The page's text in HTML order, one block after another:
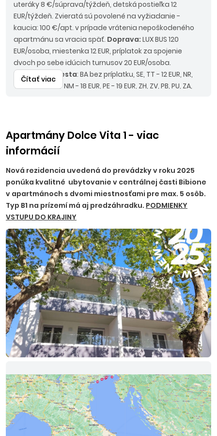
uteráky 8 €/súprava/týždeň, detská postieľka 12
EUR/týždeň. Zvieratá sú povolené na vyžiadanie -
kaucia: 100 €/apt. v prípade vrátenia nepoškodeného
apartmánu sa vracia späť. Doprava: LUX BUS 120
EUR/osoba, miestenka 12 EUR, príplatok za spojenie
dvoch po sebe idúcich turnusov 20 EUR/osoba.
Nástupné miesta: BA bez príplatku, SE, TT - 12 EUR, NR,
TO, PN - 15 EUR, NM - 18 EUR, PE - 19 EUR, ZH, ZV, PB, PU, ZA,
Upozornenie: pri autokarovej doprave je termín
nástupu vždy deň pred uvedeným dátumom nástupu
na ubytovanie a termín návratu deň po ukončení
pobytu. Z uvedených cien nie je možné uplatniť zľavu
pre firemných partnerov.
Čítať viac
Apartmány Dolce Vita 1 - viac
informácií
Nová rezidencia uvedená do prevádzky v roku 2025
ponúka kvalitné ubytovanie v centrálnej časti Bibione
v apartmánoch s dvomi miestnosťami pre max. 5 osôb.
Typ B1 na prízemí má aj predzáhradku. PODMIENKY
VSTUPU DO KRAJINY